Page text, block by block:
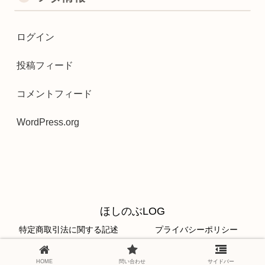
ログイン
投稿フィード
コメントフィード
WordPress.org
ほしのぶLOG
特定商取引法に関する記述 プライバシーポリシー
© 2020 ほしのぶLOG.
HOME 問い合わせ サイドバー